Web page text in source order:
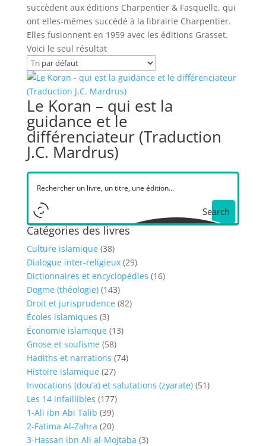
succèdent aux éditions Charpentier & Fasquelle, qui
ont elles-mêmes succédé à la librairie Charpentier.
Elles fusionnent en 1959 avec les éditions Grasset.
Voici le seul résultat
Le Koran – qui est la
guidance et le
différenciateur (Traduction
J.C. Mardrus)
Search
Catégories des livres
Culture islamique (38)
Dialogue inter-religieux (29)
Dictionnaires et encyclopédies (16)
Dogme (théologie) (143)
Droit et jurisprudence (82)
Écoles islamiques (3)
Économie islamique (13)
Gnose et soufisme (58)
Hadiths et narrations (74)
Histoire islamique (27)
Invocations (dou’a) et salutations (zyarate) (51)
Les 14 infaillibles (177)
1-Ali ibn Abi Talib (39)
2-Fatima Al-Zahra (20)
3-Hassan ibn Ali al-Mojtaba (3)